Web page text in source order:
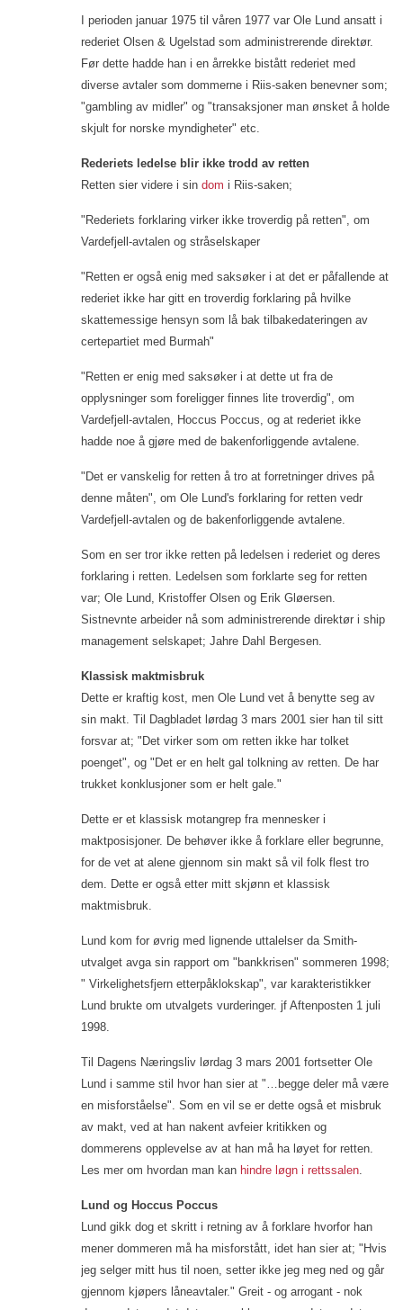
I perioden januar 1975 til våren 1977 var Ole Lund ansatt i
rederiet Olsen & Ugelstad som administrerende direktør.
Før dette hadde han i en årrekke bistått rederiet med
diverse avtaler som dommerne i Riis-saken benevner som;
"gambling av midler" og "transaksjoner man ønsket å holde
skjult for norske myndigheter" etc.
Rederiets ledelse blir ikke trodd av retten
Retten sier videre i sin dom i Riis-saken;
"Rederiets forklaring virker ikke troverdig på retten", om
Vardefjell-avtalen og stråselskaper
"Retten er også enig med saksøker i at det er påfallende at
rederiet ikke har gitt en troverdig forklaring på hvilke
skattemessige hensyn som lå bak tilbakedateringen av
certepartiet med Burmah"
"Retten er enig med saksøker i at dette ut fra de
opplysninger som foreligger finnes lite troverdig", om
Vardefjell-avtalen, Hoccus Poccus, og at rederiet ikke
hadde noe å gjøre med de bakenforliggende avtalene.
"Det er vanskelig for retten å tro at forretninger drives på
denne måten", om Ole Lund's forklaring for retten vedr
Vardefjell-avtalen og de bakenforliggende avtalene.
Som en ser tror ikke retten på ledelsen i rederiet og deres
forklaring i retten. Ledelsen som forklarte seg for retten
var; Ole Lund, Kristoffer Olsen og Erik Gløersen.
Sistnevnte arbeider nå som administrerende direktør i ship
management selskapet; Jahre Dahl Bergesen.
Klassisk maktmisbruk
Dette er kraftig kost, men Ole Lund vet å benytte seg av
sin makt. Til Dagbladet lørdag 3 mars 2001 sier han til sitt
forsvar at; "Det virker som om retten ikke har tolket
poenget", og "Det er en helt gal tolkning av retten. De har
trukket konklusjoner som er helt gale."
Dette er et klassisk motangrep fra mennesker i
maktposisjoner. De behøver ikke å forklare eller begrunne,
for de vet at alene gjennom sin makt så vil folk flest tro
dem. Dette er også etter mitt skjønn et klassisk
maktmisbruk.
Lund kom for øvrig med lignende uttalelser da Smith-
utvalget avga sin rapport om "bankkrisen" sommeren 1998;
" Virkelighetsfjern etterpåklokskap", var karakteristikker
Lund brukte om utvalgets vurderinger. jf Aftenposten 1 juli
1998.
Til Dagens Næringsliv lørdag 3 mars 2001 fortsetter Ole
Lund i samme stil hvor han sier at "…begge deler må være
en misforståelse". Som en vil se er dette også et misbruk
av makt, ved at han nakent avfeier kritikken og
dommerens opplevelse av at han må ha løyet for retten.
Les mer om hvordan man kan hindre løgn i rettssalen.
Lund og Hoccus Poccus
Lund gikk dog et skritt i retning av å forklare hvorfor han
mener dommeren må ha misforstått, idet han sier at; "Hvis
jeg selger mitt hus til noen, setter ikke jeg meg ned og går
gjennom kjøpers låneavtaler." Greit - og arrogant - nok